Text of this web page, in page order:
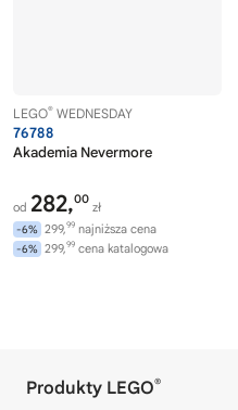
LEGO® WEDNESDAY
76788
Akademia Nevermore
od 282,00
zł
-6% 299,99 najniższa cena
-6% 299,99 cena katalogowa
Produkty LEGO®